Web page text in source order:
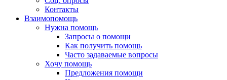
Контакты
Взаимопомощь
Нужна помощь
Запросы о помощи
Как получить помощь
Часто задаваемые вопросы
Хочу помощь
Предложения помощи